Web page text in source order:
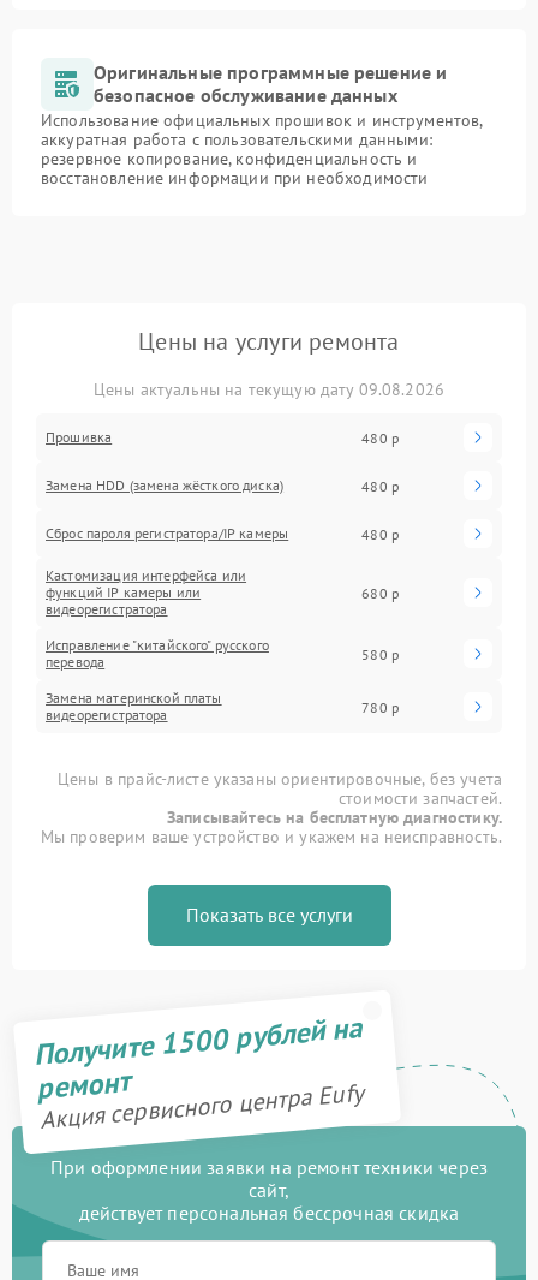
Оригинальные программные решение и
безопасное обслуживание данных
Использование официальных прошивок и инструментов,
аккуратная работа с пользовательскими данными:
резервное копирование, конфиденциальность и
восстановление информации при необходимости
Цены на услуги ремонта
Цены актуальны на текущую дату 09.08.2026
Прошивка 480 р
Замена HDD (замена жёсткого диска) 480 р
Сброс пароля регистратора/IP камеры 480 р
Кастомизация интерфейса или
функций IP камеры или
видеорегистратора
680 р
Исправление "китайского" русского
перевода
580 р
Замена материнской платы
видеорегистратора
780 р
Цены в прайс-листе указаны ориентировочные, без учета
стоимости запчастей.
Записывайтесь на бесплатную диагностику.
Мы проверим ваше устройство и укажем на неисправность.
Показать все услуги
Получите 1500 рублей на
ремонт
Акция сервисного центра Eufy
При оформлении заявки на ремонт техники через
сайт,
действует персональная бессрочная скидка